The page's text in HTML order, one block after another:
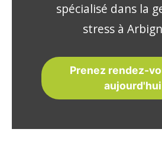
spécialisé dans la
stress à
Prenez rendez-
aujourd'hui